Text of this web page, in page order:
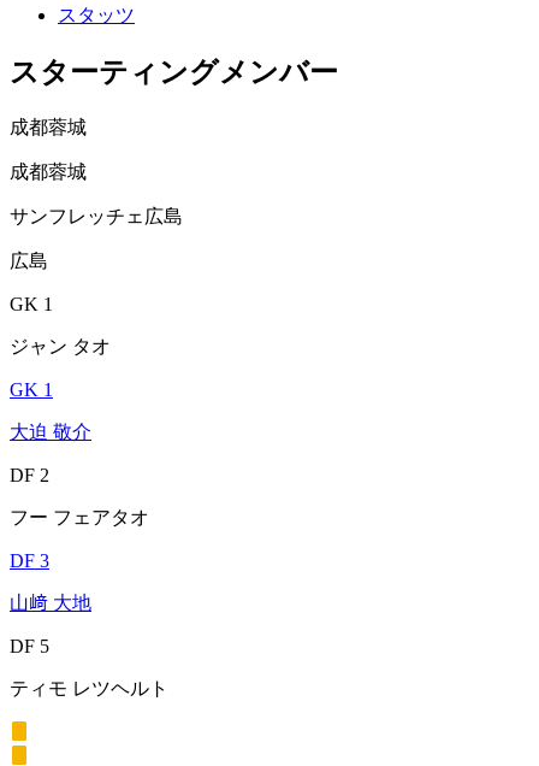
スタッツ
スターティングメンバー
成都蓉城
成都蓉城
サンフレッチェ広島
広島
GK 1
ジャン タオ
GK 1
大迫 敬介
DF 2
フー フェアタオ
DF 3
山﨑 大地
DF 5
ティモ レツヘルト